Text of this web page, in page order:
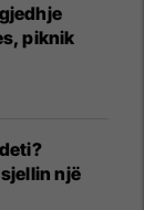
piknik
një